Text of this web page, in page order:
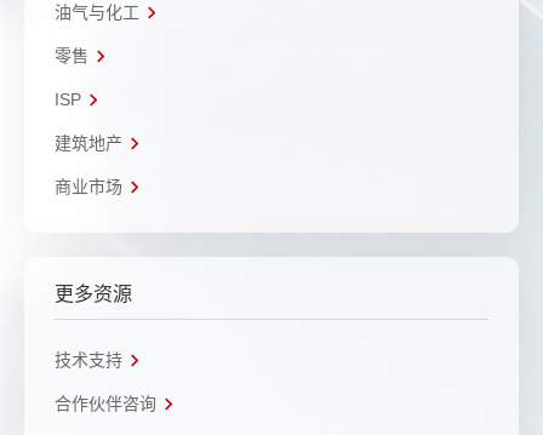
油气与化工
零售
ISP
建筑地产
商业市场
更多资源
技术支持
合作伙伴咨询